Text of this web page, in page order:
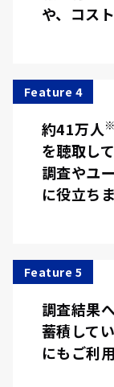
や、コス
Feature 4
約41万人※
を聴取し
調査やユ
に役立ちま
Feature 5
調査結果
蓄積して
にもご利